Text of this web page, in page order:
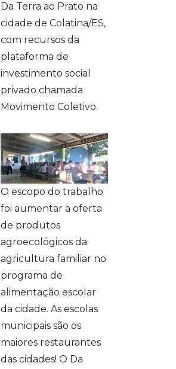
Da Terra ao Prato na
cidade de Colatina/ES,
com recursos da
plataforma de
investimento social
privado chamada
Movimento Coletivo.
O escopo do trabalho
foi aumentar a oferta
de produtos
agroecológicos da
agricultura familiar no
programa de
alimentação escolar
da cidade. As escolas
municipais são os
maiores restaurantes
das cidades! O Da